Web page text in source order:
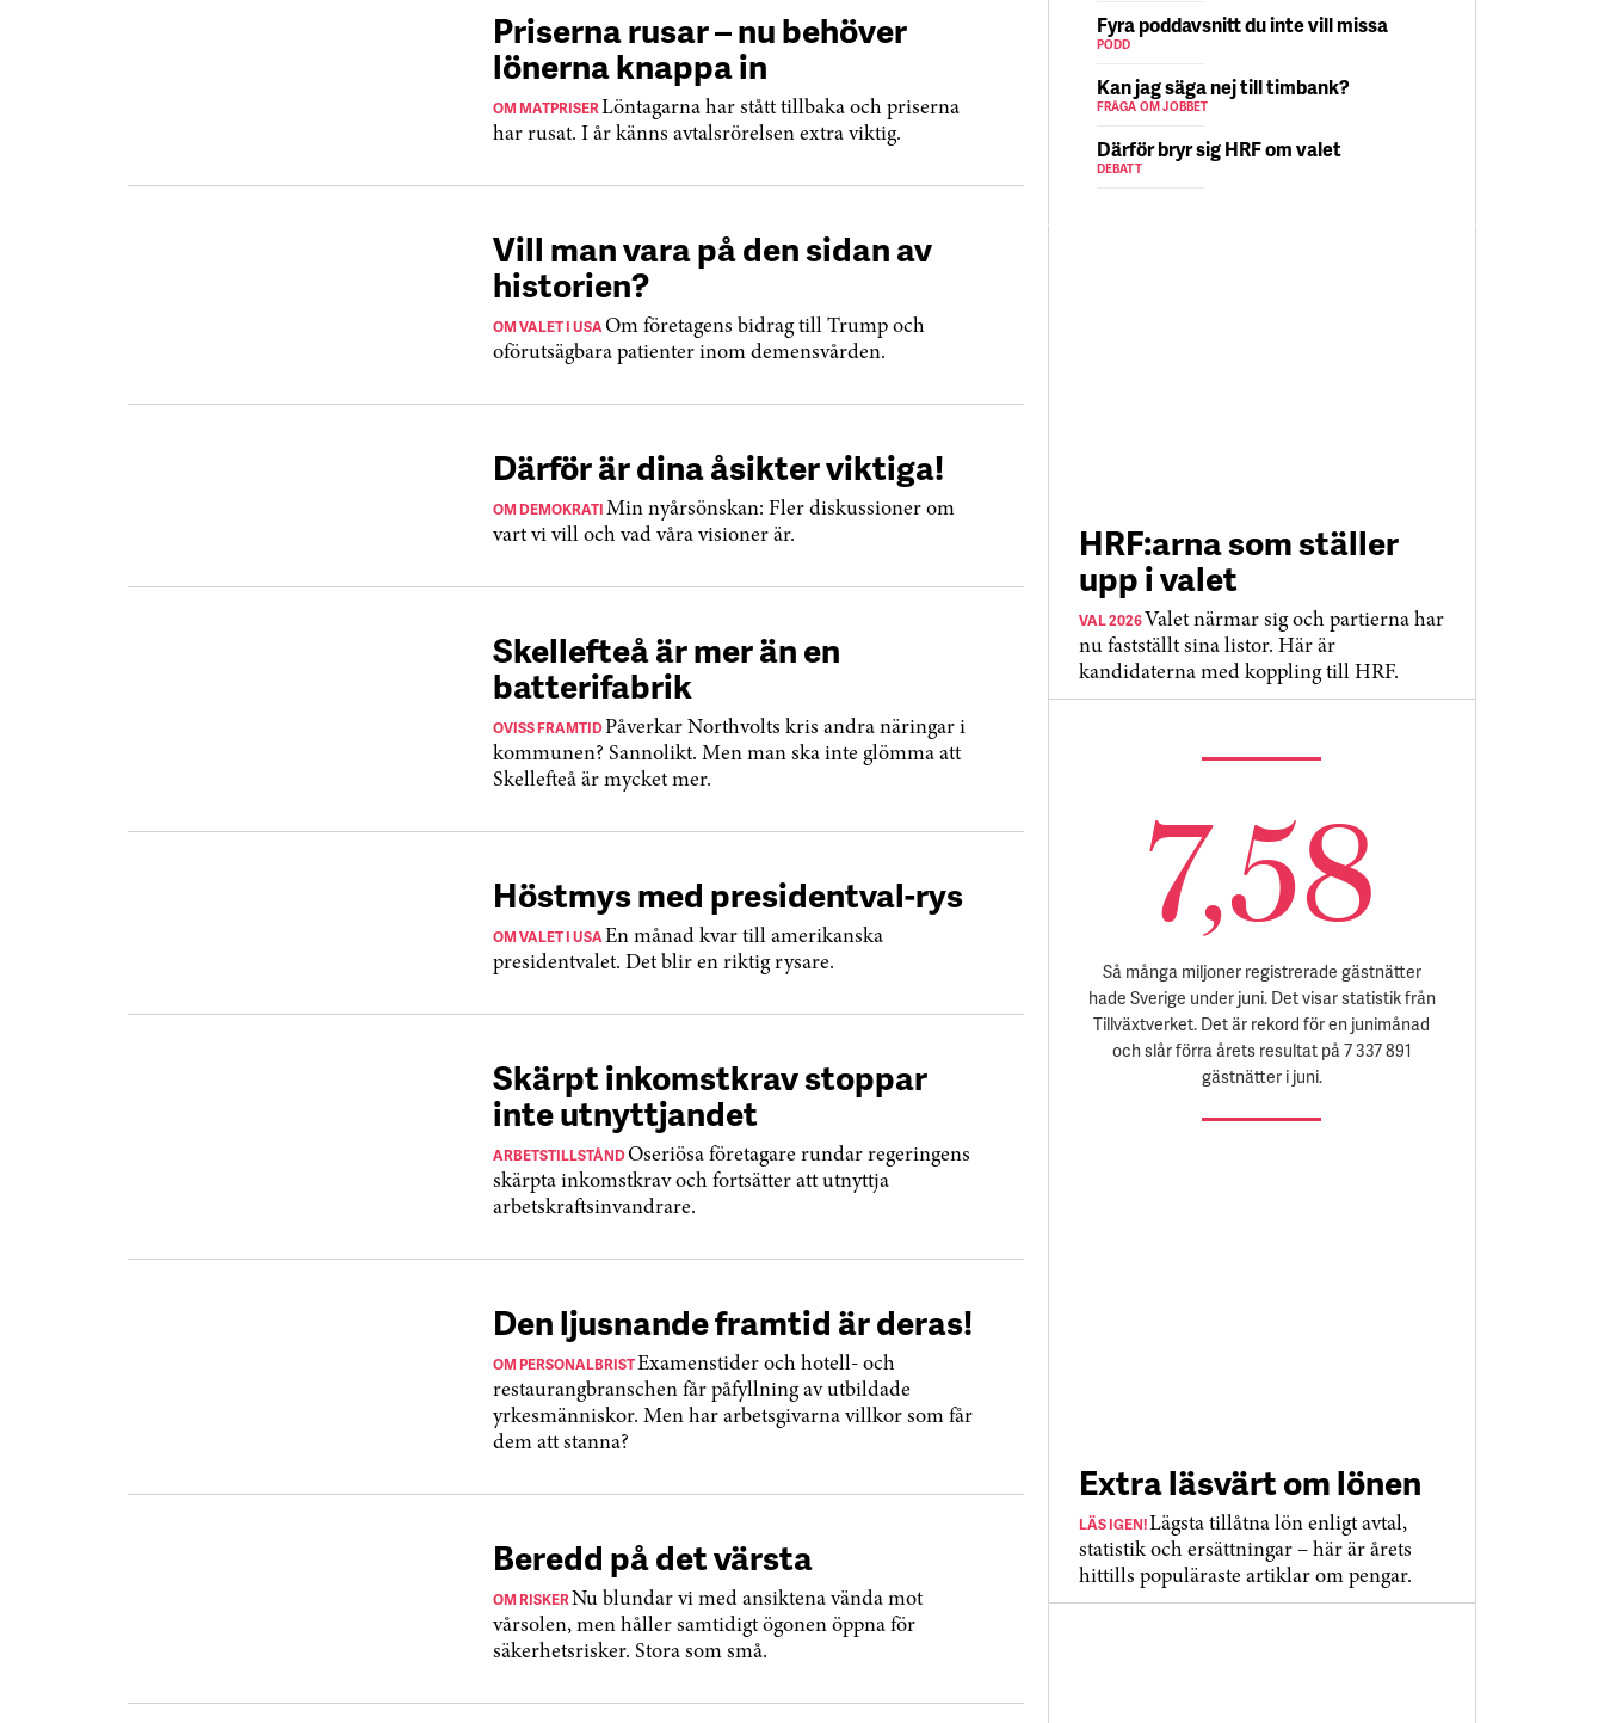
Priserna rusar – nu behöver
lönerna knappa in
OM MATPRISERLöntagarna har stått tillbaka och priserna
har rusat. I år känns avtalsrörelsen extra viktig.
Vill man vara på den sidan av
historien?
OM VALET I USAOm företagens bidrag till Trump och
oförutsägbara patienter inom demensvården.
Därför är dina åsikter viktiga!
OM DEMOKRATIMin nyårsönskan: Fler diskussioner om
vart vi vill och vad våra visioner är.
Skellefteå är mer än en
batterifabrik
OVISS FRAMTIDPåverkar Northvolts kris andra näringar i
kommunen? Sannolikt. Men man ska inte glömma att
Skellefteå är mycket mer.
Höstmys med presidentval-rys
OM VALET I USAEn månad kvar till amerikanska
presidentvalet. Det blir en riktig rysare.
Skärpt inkomstkrav stoppar
inte utnyttjandet
ARBETSTILLSTÅNDOseriösa företagare rundar regeringens
skärpta inkomstkrav och fortsätter att utnyttja
arbetskraftsinvandrare.
Den ljusnande framtid är deras!
OM PERSONALBRISTExamenstider och hotell- och
restaurangbranschen får påfyllning av utbildade
yrkesmänniskor. Men har arbetsgivarna villkor som får
dem att stanna?
Beredd på det värsta
OM RISKERNu blundar vi med ansiktena vända mot
vårsolen, men håller samtidigt ögonen öppna för
säkerhetsrisker. Stora som små.
Fyra poddavsnitt du inte vill missa
PODD
Kan jag säga nej till timbank?
FRÅGA OM JOBBET
Därför bryr sig HRF om valet
DEBATT
HRF:arna som ställer
upp i valet
VAL 2026Valet närmar sig och partierna har
nu fastställt sina listor. Här är
kandidaterna med koppling till HRF.
7,58
Så många miljoner registrerade gästnätter
hade Sverige under juni. Det visar statistik från
Tillväxtverket. Det är rekord för en junimånad
och slår förra årets resultat på 7 337 891
gästnätter i juni.
Extra läsvärt om lönen
LÄS IGEN!Lägsta tillåtna lön enligt avtal,
statistik och ersättningar – här är årets
hittills populäraste artiklar om pengar.